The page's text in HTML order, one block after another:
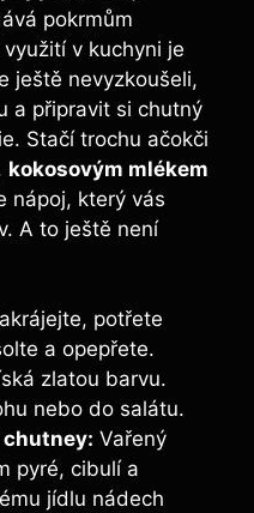
pokrmům
v kuchyni je
ještě nevyzkoušeli,
a připravit si chutný
Stačí trochu ačokči
kokosovým mlékem
nápoj, který vás
A to ještě není
potřete
a opepřete.
zlatou barvu.
nebo do salátu.
chutney: Vařený
pyré, cibulí a
jídlu nádech